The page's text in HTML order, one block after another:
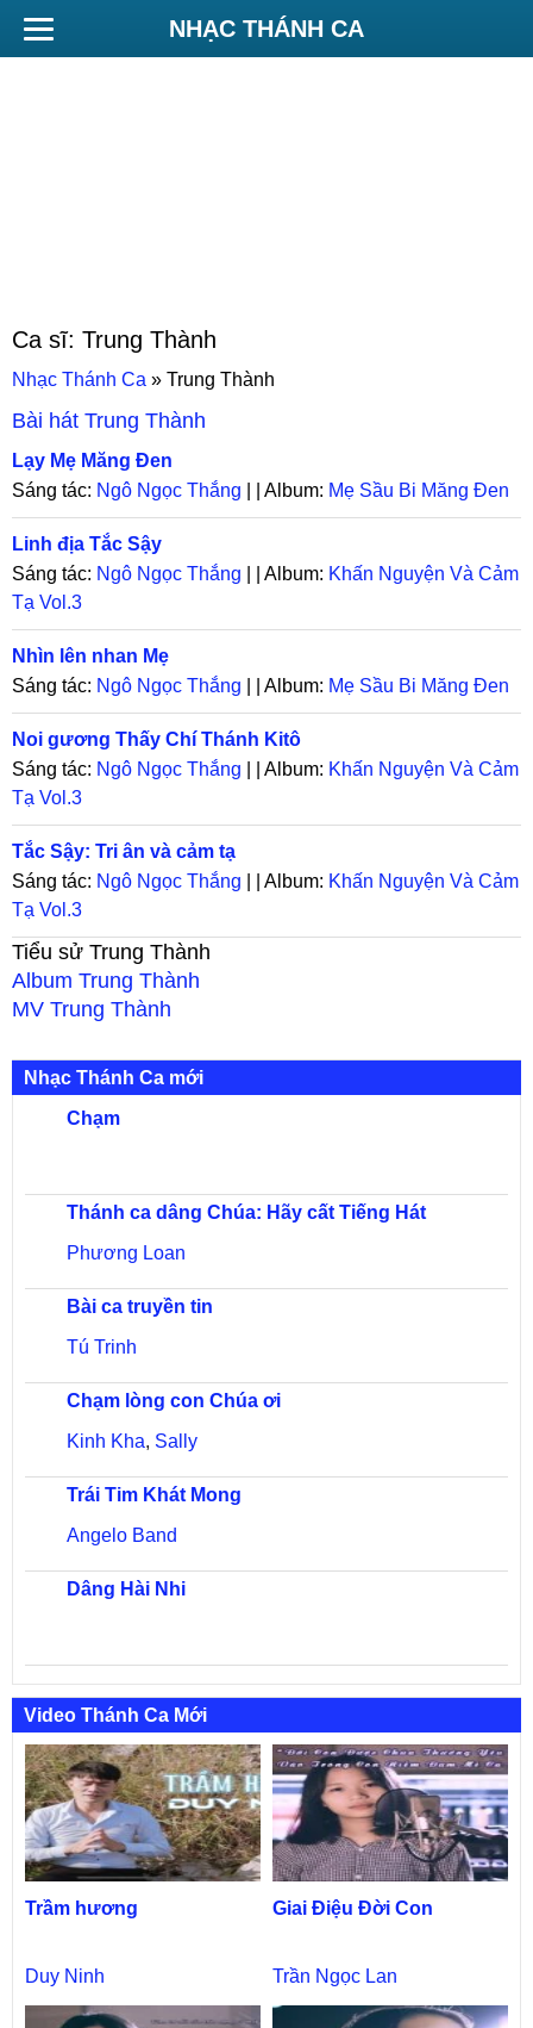
NHẠC THÁNH CA
Ca sĩ: Trung Thành
Nhạc Thánh Ca » Trung Thành
Bài hát Trung Thành
Lạy Mẹ Măng Đen
Sáng tác: Ngô Ngọc Thắng | | Album: Mẹ Sầu Bi Măng Đen
Linh địa Tắc Sậy
Sáng tác: Ngô Ngọc Thắng | | Album: Khấn Nguyện Và Cảm
Tạ Vol.3
Nhìn lên nhan Mẹ
Sáng tác: Ngô Ngọc Thắng | | Album: Mẹ Sầu Bi Măng Đen
Noi gương Thấy Chí Thánh Kitô
Sáng tác: Ngô Ngọc Thắng | | Album: Khấn Nguyện Và Cảm
Tạ Vol.3
Tắc Sậy: Tri ân và cảm tạ
Sáng tác: Ngô Ngọc Thắng | | Album: Khấn Nguyện Và Cảm
Tạ Vol.3
Tiểu sử Trung Thành
Album Trung Thành
MV Trung Thành
Nhạc Thánh Ca mới
Chạm
Thánh ca dâng Chúa: Hãy cất Tiếng Hát
Phương Loan
Bài ca truyền tin
Tú Trinh
Chạm lòng con Chúa ơi
Kinh Kha, Sally
Trái Tim Khát Mong
Angelo Band
Dâng Hài Nhi
Video Thánh Ca Mới
Trầm hương
Duy Ninh
Giai Điệu Đời Con
Trần Ngọc Lan